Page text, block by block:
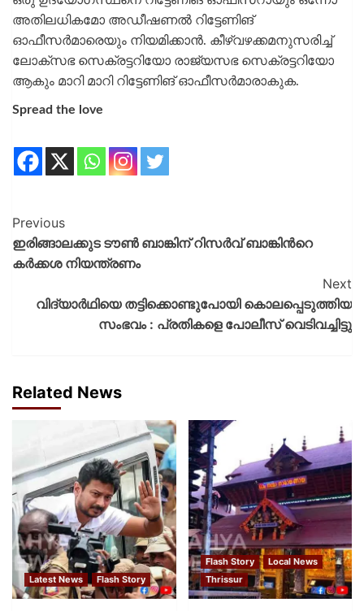
അതിലധികമോ അഡീഷണല്‍ റിട്ടേണിങ്
ഓഫീസര്‍മാരെയും നിയമിക്കാന്‍. കീഴ്‌വഴക്കമനുസരിച്ച്
ലോക്‌സഭ സെക്രട്ടറിയോ രാജ്യസഭ സെക്രട്ടറിയോ
ആകും മാറി മാറി റിട്ടേണിങ് ഓഫീസര്‍മാരാകുക.
Spread the love
Previous
ഇരിങ്ങാലക്കുട ടൗൺ ബാങ്കിന്​ റിസർവ്​ ബാങ്കിന്‍റെ
കർക്കശ നിയന്ത്രണം
Next
വിദ്യാർഥിയെ തട്ടിക്കൊണ്ടുപോയി കൊലപ്പെടുത്തിയ
സംഭവം : പ്രതികളെ പോലീസ് വെടിവച്ചിട്ടു
Related News
Latest News Flash Story
Flash Story
Local News
Thrissur